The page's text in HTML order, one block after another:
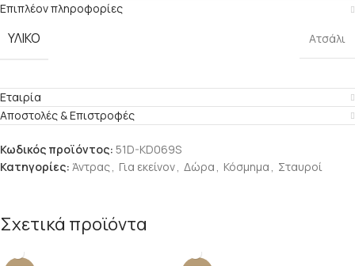
Επιπλέον πληροφορίες
ΥΛΙΚΌ Ατσάλι
Εταιρία
Αποστολές & Επιστροφές
Κωδικός προϊόντος: 51D-KD069S
Κατηγορίες: Άντρας, Για εκείνον, Δώρα , Κόσμημα , Σταυροί
Σχετικά προϊόντα